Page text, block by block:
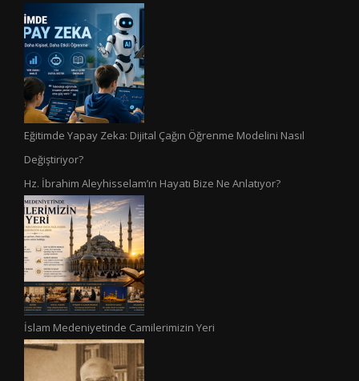
Eğitimde Yapay Zeka: Dijital Çağın Öğrenme Modelini Nasıl
Değiştiriyor?
Hz. İbrahim Aleyhisselam’ın Hayatı Bize Ne Anlatıyor?
İslam Medeniyetinde Camilerimizin Yeri